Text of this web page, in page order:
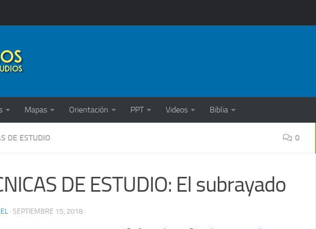
Mapas Orientación PPT Videos Biblia
DE ESTUDIO 0
DE ESTUDIO: El subrayado
· SEPTIEMBRE 15, 2018